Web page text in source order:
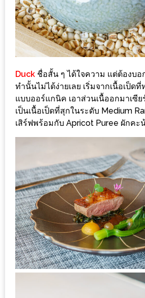
ลุ้น
รับ
GIFT
VOUCHER
รับ
ประทาน
อาหาร
มูลค่า
1,000
3
รางวัล
วัน
แม่
สุด
พิเศษ
โปร
Duck ชื่อสั้น ๆ ได้ใจความ แต่ต้องบอ
ทำนั้นไม่ได้ง่ายเลย เริ่มจากเนื้อเป็ด
แบบออร์แกนิค เอาส่วนเนื้ออกมาเซี
เป็นเนื้อเป็ดที่สุกในระดับ Medium
เสิร์ฟพร้อมกับ Apricot Puree ผักคะ